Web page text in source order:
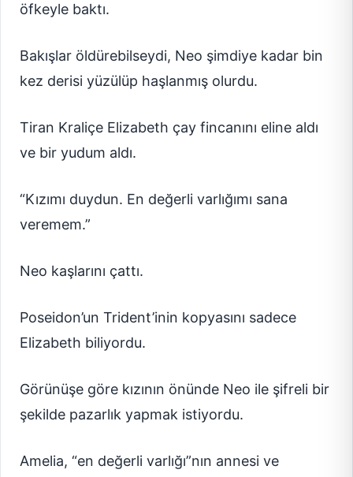
öfkeyle baktı.
Bakışlar öldürebilseydi, Neo şimdiye kadar bin
kez derisi yüzülüp haşlanmış olurdu.
Tiran Kraliçe Elizabeth çay fincanını eline aldı
ve bir yudum aldı.
“Kızımı duydun. En değerli varlığımı sana
veremem.”
Neo kaşlarını çattı.
Poseidon’un Trident’inin kopyasını sadece
Elizabeth biliyordu.
Görünüşe göre kızının önünde Neo ile şifreli bir
şekilde pazarlık yapmak istiyordu.
Amelia, “en değerli varlığı”nın annesi ve